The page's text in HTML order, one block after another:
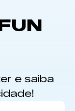
e saiba